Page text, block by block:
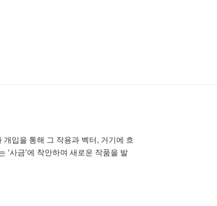
입을 통해 그 작용과 벡터, 거기에 흐
‘사금’에 착안하여 새로운 작품을 발